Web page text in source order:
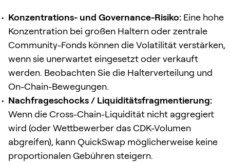
Konzentrations- und Governance-Risiko: Eine hohe
Konzentration bei großen Haltern oder zentrale
Community-Fonds können die Volatilität verstärken,
wenn sie unerwartet eingesetzt oder verkauft
werden. Beobachten Sie die Halterverteilung und
On-Chain-Bewegungen.
Nachfrageschocks / Liquiditätsfragmentierung:
Wenn die Cross-Chain-Liquidität nicht aggregiert
wird (oder Wettbewerber das CDK-Volumen
abgreifen), kann QuickSwap möglicherweise keine
proportionalen Gebühren steigern.